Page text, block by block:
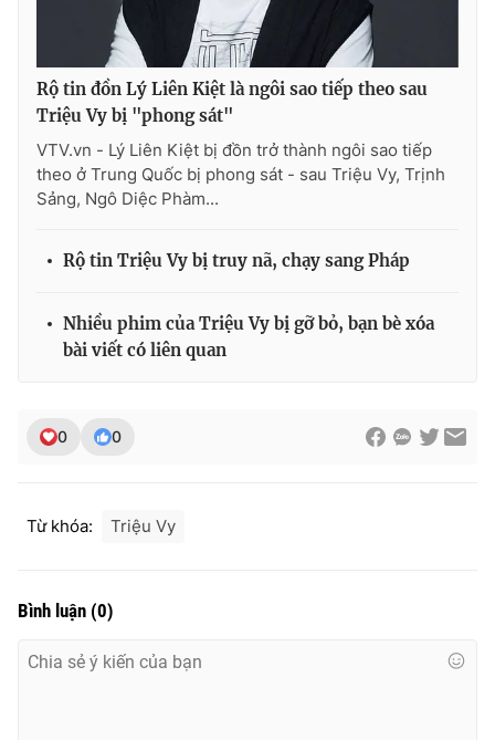
Ðiện thoại Thời báo VTV:024.66 897 897
toasoan@vtv.vn
Liên hệ quảng cáo:024-7300.7108
thông tin từ website này.
Rộ tin đồn Lý Liên Kiệt là ngôi sao tiếp theo sau
Triệu Vy bị "phong sát"
VTV.vn - Lý Liên Kiệt bị đồn trở thành ngôi sao tiếp
theo ở Trung Quốc bị phong sát - sau Triệu Vy, Trịnh
Sảng, Ngô Diệc Phàm...
Rộ tin Triệu Vy bị truy nã, chạy sang Pháp
Nhiều phim của Triệu Vy bị gỡ bỏ, bạn bè xóa
bài viết có liên quan
0 0
Từ khóa: Triệu Vy
Bình luận (0)